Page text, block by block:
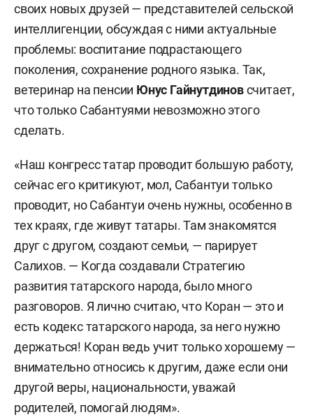
своих новых друзей — представителей сельской
интеллигенции, обсуждая с ними актуальные
проблемы: воспитание подрастающего
поколения, сохранение родного языка. Так,
ветеринар на пенсии Юнус Гайнутдиновсчитает,
что только Сабантуями невозможно этого
сделать.
«Наш конгресс татар проводит большую работу,
сейчас его критикуют, мол, Сабантуи только
проводит, но Сабантуи очень нужны, особенно в
тех краях, где живут татары. Там знакомятся
друг с другом, создают семьи, — парирует
Салихов. — Когда создавали Стратегию
развития татарского народа, было много
разговоров. Я лично считаю, что Коран — это и
есть кодекс татарского народа, за него нужно
держаться! Коран ведь учит только хорошему —
внимательно относись к другим, даже если они
другой веры, национальности, уважай
родителей, помогай людям».